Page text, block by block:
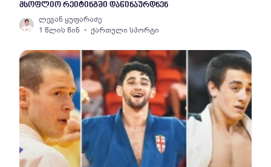
მსოფლიო რეიტინგში დაწინაურდნენ
ლევან ყუფარაძე
1 წლის წინ
ქართული სპორტი